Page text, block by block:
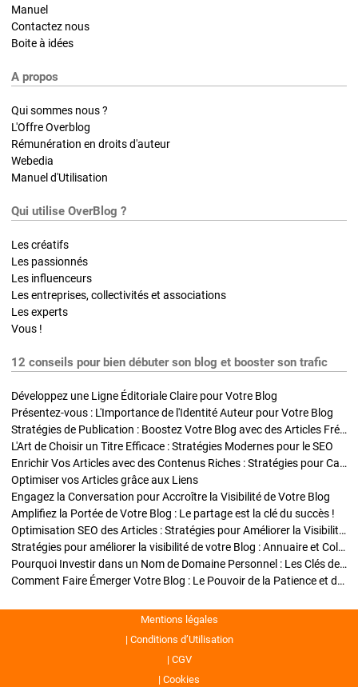
Manuel
Contactez nous
Boite à idées
A propos
Qui sommes nous ?
L'Offre Overblog
Rémunération en droits d'auteur
Webedia
Manuel d'Utilisation
Qui utilise OverBlog ?
Les créatifs
Les passionnés
Les influenceurs
Les entreprises, collectivités et associations
Les experts
Vous !
12 conseils pour bien débuter son blog et booster son trafic
Développez une Ligne Éditoriale Claire pour Votre Blog
Présentez-vous : L'Importance de l'Identité Auteur pour Votre Blog
Stratégies de Publication : Boostez Votre Blog avec des Articles Fréquents et Exclusifs
L'Art de Choisir un Titre Efficace : Stratégies Modernes pour le SEO
Enrichir Vos Articles avec des Contenus Riches : Stratégies pour Captiver et Optimiser
Optimiser vos Articles grâce aux Liens
Engagez la Conversation pour Accroître la Visibilité de Votre Blog
Amplifiez la Portée de Votre Blog : Le partage est la clé du succès !
Optimisation SEO des Articles : Stratégies pour Améliorer la Visibilité de Votre Blog
Stratégies pour améliorer la visibilité de votre Blog : Annuaire et Collaborations
Pourquoi Investir dans un Nom de Domaine Personnel : Les Clés de la Réussite de Votre Blog
Comment Faire Émerger Votre Blog : Le Pouvoir de la Patience et de la Persévérance
Mentions légales
Conditions d’Utilisation
CGV
Cookies